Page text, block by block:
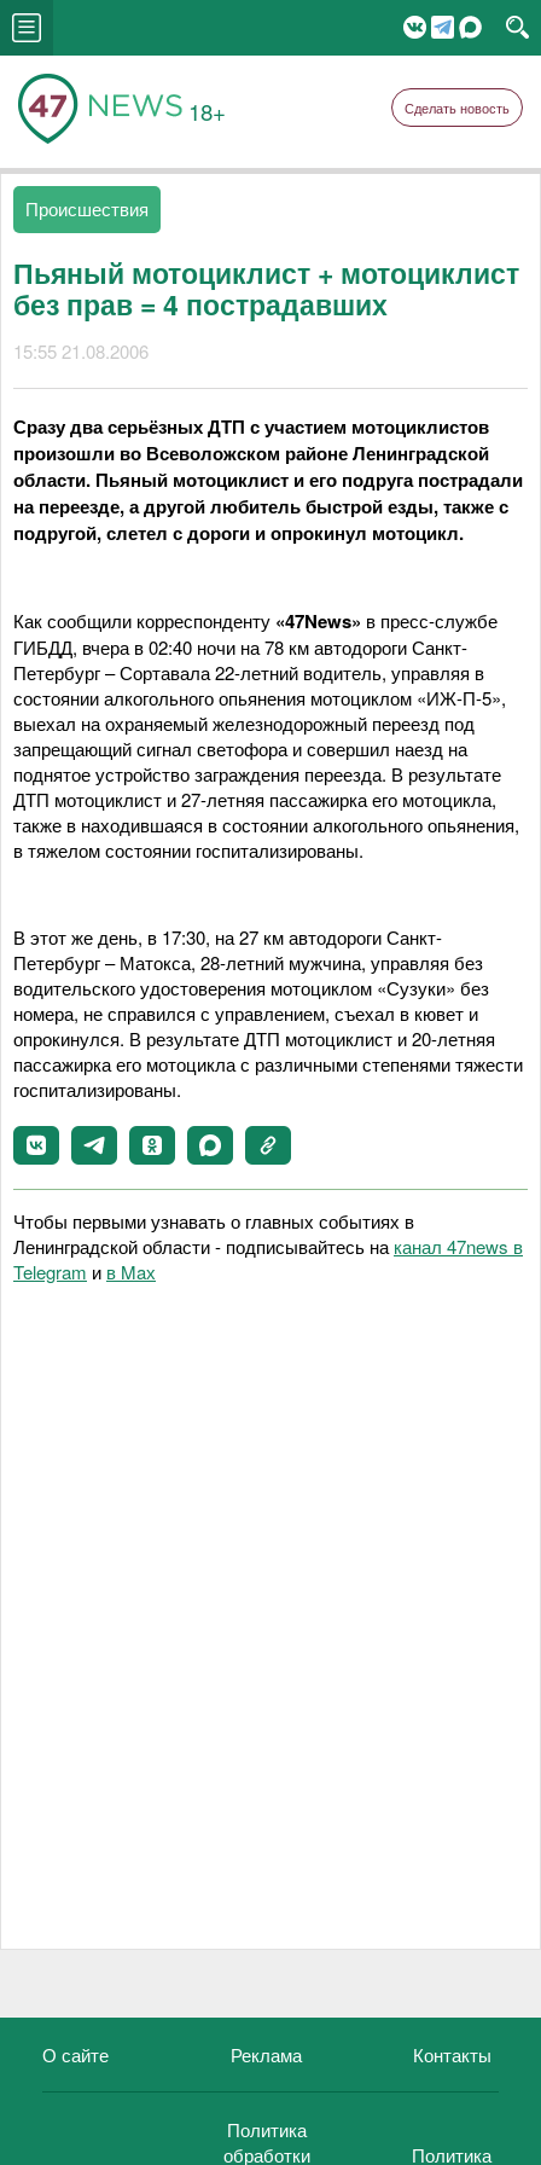
18+ Сделать новость
Происшествия
Пьяный мотоциклист + мотоциклист
без прав = 4 пострадавших
15:55 21.08.2006
Сразу два серьёзных ДТП с участием мотоциклистов
произошли во Всеволожском районе Ленинградской
области. Пьяный мотоциклист и его подруга пострадали
на переезде, а другой любитель быстрой езды, также с
подругой, слетел с дороги и опрокинул мотоцикл.
Как сообщили корреспонденту «47News» в пресс-службе
ГИБДД, вчера в 02:40 ночи на 78 км автодороги Санкт-
Петербург – Сортавала 22-летний водитель, управляя в
состоянии алкогольного опьянения мотоциклом «ИЖ-П-5»,
выехал на охраняемый железнодорожный переезд под
запрещающий сигнал светофора и совершил наезд на
поднятое устройство заграждения переезда. В результате
ДТП мотоциклист и 27-летняя пассажирка его мотоцикла,
также в находившаяся в состоянии алкогольного опьянения,
в тяжелом состоянии госпитализированы.
В этот же день, в 17:30, на 27 км автодороги Санкт-
Петербург – Матокса, 28-летний мужчина, управляя без
водительского удостоверения мотоциклом «Сузуки» без
номера, не справился с управлением, съехал в кювет и
опрокинулся. В результате ДТП мотоциклист и 20-летняя
пассажирка его мотоцикла с различными степенями тяжести
госпитализированы.
Чтобы первыми узнавать о главных событиях в
Ленинградской области - подписывайтесь на канал 47news в
Telegram и в Maх
О сайте Реклама Контакты
Политика
обработки
Политика